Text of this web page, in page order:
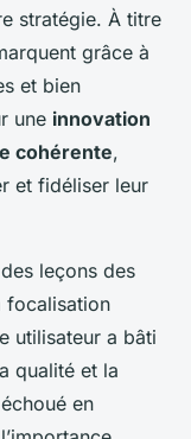
stratégie. À titre
grâce à
et bien
une innovation
cohérente,
et fidéliser leur
leçons des
focalisation
utilisateur a bâti
qualité et la
en